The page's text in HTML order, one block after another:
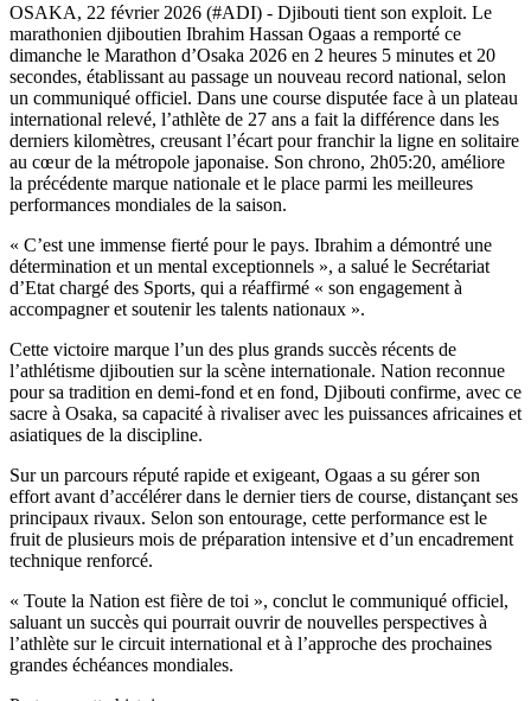
OSAKA, 22 février 2026 (#ADI) - Djibouti tient son exploit. Le
marathonien djiboutien Ibrahim Hassan Ogaas a remporté ce
dimanche le Marathon d’Osaka 2026 en 2 heures 5 minutes et 20
secondes, établissant au passage un nouveau record national, selon
un communiqué officiel. Dans une course disputée face à un plateau
international relevé, l’athlète de 27 ans a fait la différence dans les
derniers kilomètres, creusant l’écart pour franchir la ligne en solitaire
au cœur de la métropole japonaise. Son chrono, 2h05:20, améliore
la précédente marque nationale et le place parmi les meilleures
performances mondiales de la saison.
« C’est une immense fierté pour le pays. Ibrahim a démontré une
détermination et un mental exceptionnels », a salué le Secrétariat
d’Etat chargé des Sports, qui a réaffirmé « son engagement à
accompagner et soutenir les talents nationaux ».
Cette victoire marque l’un des plus grands succès récents de
l’athlétisme djiboutien sur la scène internationale. Nation reconnue
pour sa tradition en demi-fond et en fond, Djibouti confirme, avec ce
sacre à Osaka, sa capacité à rivaliser avec les puissances africaines et
asiatiques de la discipline.
Sur un parcours réputé rapide et exigeant, Ogaas a su gérer son
effort avant d’accélérer dans le dernier tiers de course, distançant ses
principaux rivaux. Selon son entourage, cette performance est le
fruit de plusieurs mois de préparation intensive et d’un encadrement
technique renforcé.
« Toute la Nation est fière de toi », conclut le communiqué officiel,
saluant un succès qui pourrait ouvrir de nouvelles perspectives à
l’athlète sur le circuit international et à l’approche des prochaines
grandes échéances mondiales.